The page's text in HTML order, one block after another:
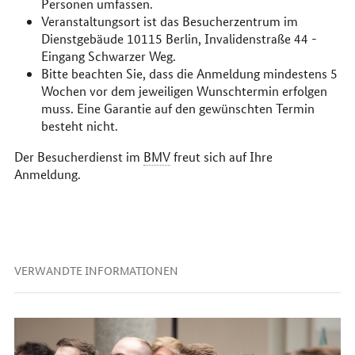
Personen umfassen.
Veranstaltungsort ist das Besucherzentrum im
Dienstgebäude 10115 Berlin, Invalidenstraße 44 -
Eingang Schwarzer Weg.
Bitte beachten Sie, dass die Anmeldung mindestens 5
Wochen vor dem jeweiligen Wunschtermin erfolgen
muss. Eine Garantie auf den gewünschten Termin
besteht nicht.
Der Besucherdienst im BMVfreut sich auf Ihre
Anmeldung.
VERWANDTE INFORMATIONEN